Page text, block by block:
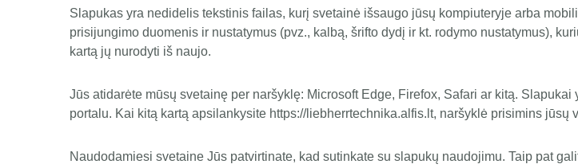
Slapukas yra nedidelis tekstinis failas, kurį svetainė išsaugo jūsų kompiuteryje arba
prisijungimo duomenis ir nustatymus (pvz., kalbą, šrifto dydį ir kt. rodymo nustatymus),
kartą jų nurodyti iš naujo.
Jūs atidarėte mūsų svetainę per naršyklę: Microsoft Edge, Firefox, Safari ar kitą.
portalu. Kai kitą kartą apsilankysite https://liebherrtechnika.alfis.lt, naršyklė prisimins
Naudodamiesi svetaine Jūs patvirtinate, kad sutinkate su slapukų naudojimu. Taip pat